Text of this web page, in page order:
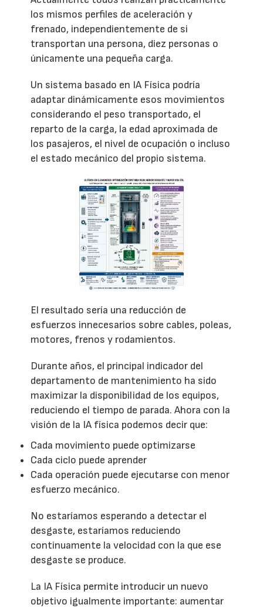
los mismos perfiles de aceleración y
frenado, independientemente de si
transportan una persona, diez personas o
únicamente una pequeña carga.
Un sistema basado en IA Física podría
adaptar dinámicamente esos movimientos
considerando el peso transportado, el
reparto de la carga, la edad aproximada de
los pasajeros, el nivel de ocupación o incluso
el estado mecánico del propio sistema.
El resultado sería una reducción de
esfuerzos innecesarios sobre cables, poleas,
motores, frenos y rodamientos.
Durante años, el principal indicador del
departamento de mantenimiento ha sido
maximizar la disponibilidad de los equipos,
reduciendo el tiempo de parada. Ahora con la
visión de la IA física podemos decir que:
Cada movimiento puede optimizarse
Cada ciclo puede aprender
Cada operación puede ejecutarse con menor
esfuerzo mecánico.
No estaríamos esperando a detectar el
desgaste, estaríamos reduciendo
continuamente la velocidad con la que ese
desgaste se produce.
La IA Física permite introducir un nuevo
objetivo igualmente importante: aumentar